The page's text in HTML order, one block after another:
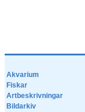
Akvarium
Fiskar
Artbeskrivningar
Bildarkiv